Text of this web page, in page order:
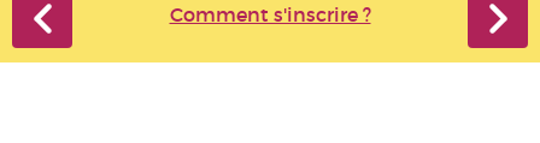
Comment s'inscrire ?